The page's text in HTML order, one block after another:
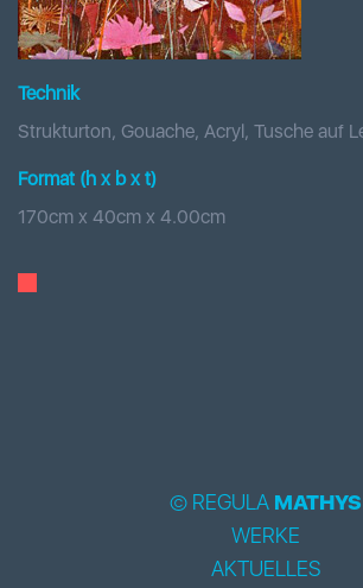
Technik
Strukturton, Gouache, Acryl, Tusche auf
Format (h x bx t)
170cm x 40cm x 4.00cm
© REGULA MATHYS
WERKE
AKTUELLES